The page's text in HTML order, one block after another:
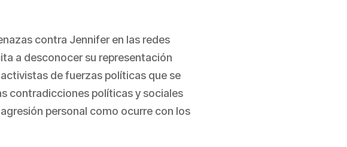
contra Jennifer en las redes
a desconocer su representación
de fuerzas políticas que se
contradicciones políticas y sociales
personal como ocurre con los